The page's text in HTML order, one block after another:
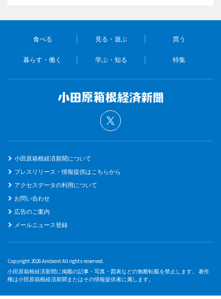
食べる 見る・遊ぶ 買う
暮らす・働く 学ぶ・知る 特集
小田原箱根経済新聞について
プレスリリース・情報提供はこちらから
アクセスデータの利用について
お問い合わせ
広告のご案内
メールニュース登録
Copyright 2026 Ambient All rights reserved.
小田原箱根経済新聞に掲載の記事・写真・図表などの無断転載を禁止します。 著作
権は小田原箱根経済新聞またはその情報提供者に属します。